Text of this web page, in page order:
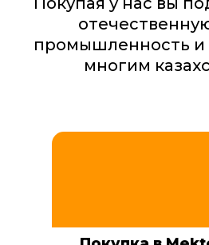
промышленность и
многим